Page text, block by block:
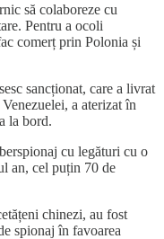
să colaboreze cu
Pentru a ocoli
comerț prin Polonia și
sancționat, care a livrat
a aterizat în
la bord.
cu legături cu o
an, cel puțin 70 de
chinezi, au fost
spionaj în favoarea